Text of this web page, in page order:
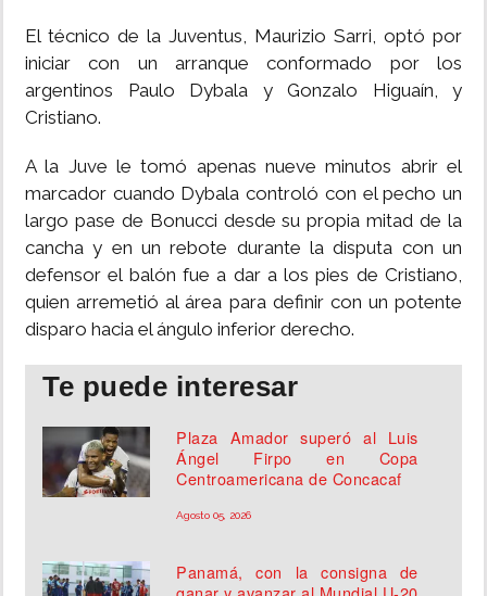
El técnico de la Juventus, Maurizio Sarri, optó por
iniciar con un arranque conformado por los
argentinos Paulo Dybala y Gonzalo Higuaín, y
Cristiano.
A la Juve le tomó apenas nueve minutos abrir el
marcador cuando Dybala controló con el pecho un
largo pase de Bonucci desde su propia mitad de la
cancha y en un rebote durante la disputa con un
defensor el balón fue a dar a los pies de Cristiano,
quien arremetió al área para definir con un potente
disparo hacia el ángulo inferior derecho.
Te puede interesar
Plaza Amador superó al Luis
Ángel Firpo en Copa
Centroamericana de Concacaf
Agosto 05, 2026
Panamá, con la consigna de